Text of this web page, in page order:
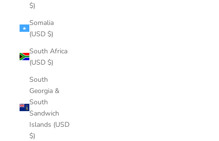
$)
Somalia
(USD $)
South Africa
(USD $)
South
Georgia &
South
Sandwich
Islands (USD
$)